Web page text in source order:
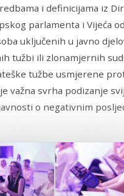
i definicijama iz
parlamenta i Vijeća
uključenih u javno
tužbi ili zlonamjernih
tužbe usmjerene
važna svrha podizanje
o negativnim